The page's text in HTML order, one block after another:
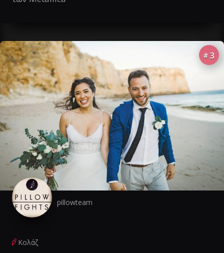
# 3
pillowteam
Κολάζ